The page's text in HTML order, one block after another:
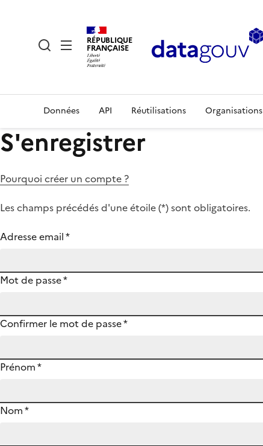
RÉPUBLIQUE
FRANÇAISE
Données API Réutilisations Organisations
S'enregistrer
Pourquoi créer un compte ?
Les champs précédés d'une étoile (*) sont obligatoires.
Adresse email*
Mot de passe*
Confirmer le mot de passe*
Prénom*
Nom*